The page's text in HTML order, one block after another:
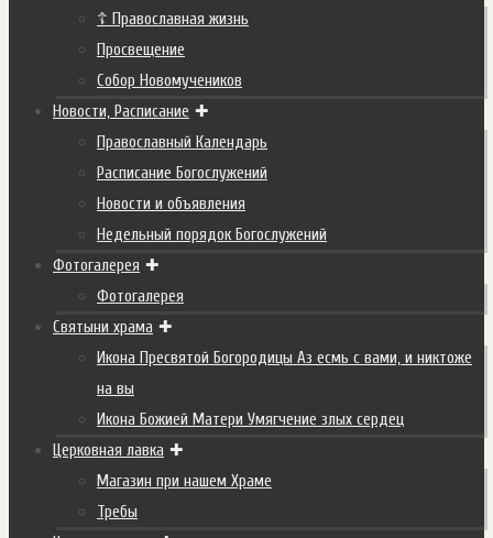
☦ Православная жизнь
Просвещение
Собор Новомучеников
Новости, Расписание
Православный Календарь
Расписание Богослужений
Новости и объявления
Недельный порядок Богослужений
Фотогалерея
Фотогалерея
Святыни храма
Икона Пресвятой Богородицы Аз есмь с вами, и никтоже
на вы
Икона Божией Матери Умягчение злых сердец
Церковная лавка
Магазин при нашем Храме
Требы